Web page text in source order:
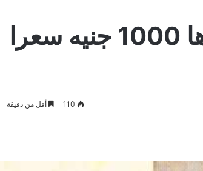
غرفة الألبان تنفي تحديدها 1000 جنيه سعرا
110 أقل من دقيقة